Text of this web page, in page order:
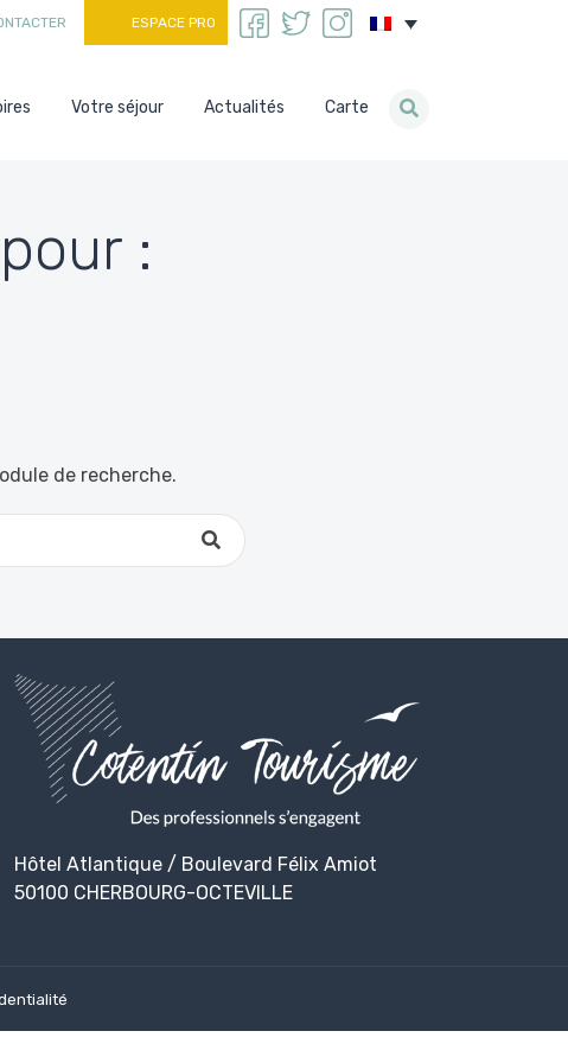
ESPACE PRO
Votre séjour Actualités Carte
:
de recherche.
Hôtel Atlantique / Boulevard Félix Amiot
50100 CHERBOURG-OCTEVILLE